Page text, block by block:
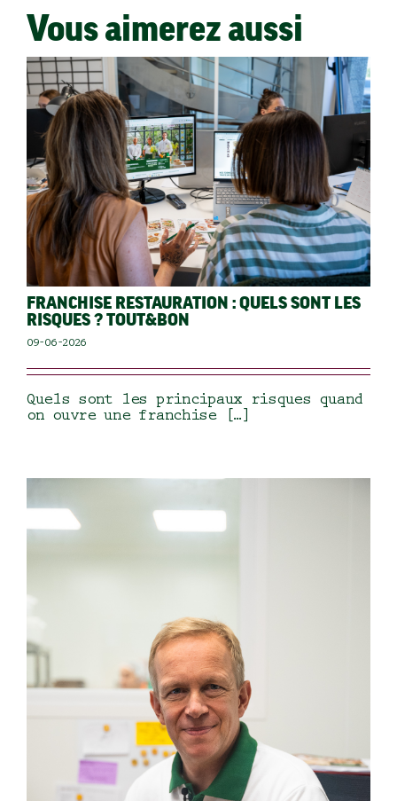
Vous aimerez aussi
FRANCHISE RESTAURATION : QUELS SONT LES
RISQUES ? TOUT&BON
09-06-2026
Quels sont les principaux risques quand
on ouvre une franchise […]